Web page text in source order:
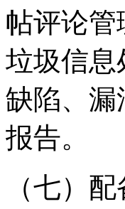
帖评论
垃圾信息
缺陷、漏
报告。
（七）